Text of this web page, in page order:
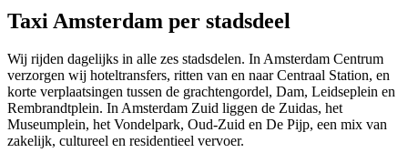
Taxi Amsterdam per stadsdeel
Wij rijden dagelijks in alle zes stadsdelen. In Amsterdam Centrum
verzorgen wij hoteltransfers, ritten van en naar Centraal Station, en
korte verplaatsingen tussen de grachtengordel, Dam, Leidseplein en
Rembrandtplein. In Amsterdam Zuid liggen de Zuidas, het
Museumplein, het Vondelpark, Oud-Zuid en De Pijp, een mix van
zakelijk, cultureel en residentieel vervoer.